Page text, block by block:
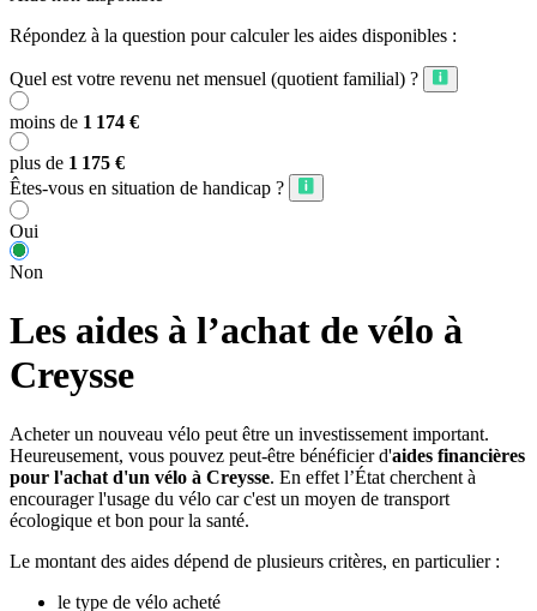
Répondez à la question pour calculer les aides disponibles :
Quel est votre revenu net mensuel (quotient familial) ?
moins de 1 174 €
plus de 1 175 €
Êtes-vous en situation de handicap ?
Oui
Non
Les aides à l’achat de vélo à
Creysse
Acheter un nouveau vélo peut être un investissement important.
Heureusement, vous pouvez peut-être bénéficier d'aides financières
pour l'achat d'un vélo à Creysse. En effet l’État cherchent à
encourager l'usage du vélo car c'est un moyen de transport
écologique et bon pour la santé.
Le montant des aides dépend de plusieurs critères, en particulier :
le type de vélo acheté